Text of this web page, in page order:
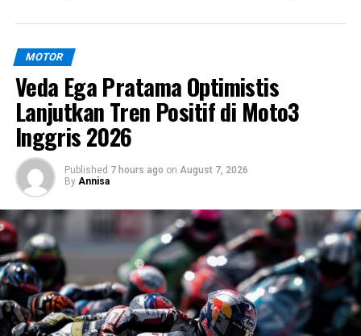
Mesin Bertenaga, Karakter yang
Dewasa
MOTOR
Veda Ega Pratama Optimistis
Lanjutkan Tren Positif di Moto3
Inggris 2026
Published 7 hours ago on August 7, 2026
By Annisa